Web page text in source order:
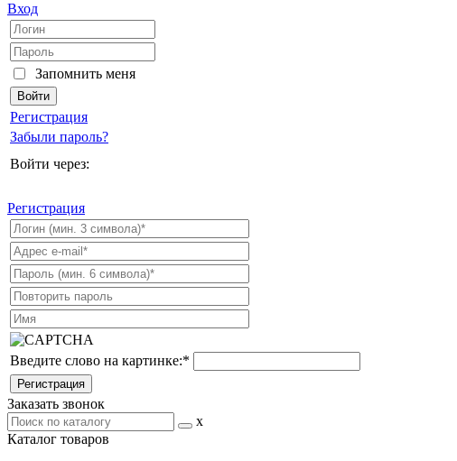
Вход
Запомнить меня
Регистрация
Забыли пароль?
Войти через:
Регистрация
Введите слово на картинке:*
Заказать звонок
x
Каталог товаров